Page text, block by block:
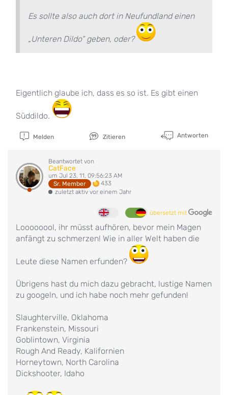
Es sollte also auch dort in Neufundland einen
„Unteren Dildo“ geben, oder?
Eigentlich glaube ich, dass es so ist. Es gibt einen
Süddildo.
Melden Zitieren Antworten
Beantwortet von
CatFace
um Jul 23, 11, 09:56:23 AM
Sr. Member
433
zuletzt aktiv vor einem Jahr
übersetzt mit
Loooooool, ihr müsst aufhören, bevor mein Magen
anfängt zu schmerzen! Wie in aller Welt haben die
Leute diese Namen erfunden?
Übrigens hast du mich dazu gebracht, lustige Namen
zu googeln, und ich habe noch mehr gefunden!
Slaughterville, Oklahoma
Frankenstein, Missouri
Goblintown, Virginia
Rough And Ready, Kalifornien
Horneytown, North Carolina
Dickshooter, Idaho